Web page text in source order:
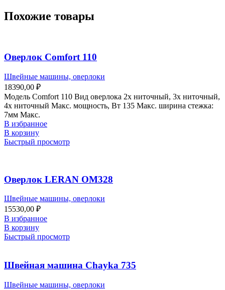
Похожие товары
Оверлок Comfort 110
Швейные машины, оверлоки
18390,00 ₽
Модель Comfort 110 Вид оверлока 2х ниточный, 3х ниточный,
4х ниточный Макс. мощность, Вт 135 Макс. ширина стежка:
7мм Макс.
В избранное
В корзину
Быстрый просмотр
Оверлок LERAN OM328
Швейные машины, оверлоки
15530,00 ₽
В избранное
В корзину
Быстрый просмотр
Швейная машина Chayka 735
Швейные машины, оверлоки